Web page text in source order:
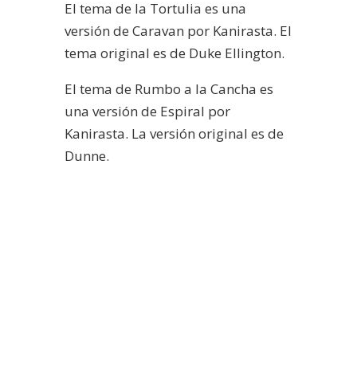
El tema de la Tortulia es una
versión de Caravan por Kanirasta. El
tema original es de Duke Ellington.
El tema de Rumbo a la Cancha es
una versión de Espiral por
Kanirasta. La versión original es de
Dunne.